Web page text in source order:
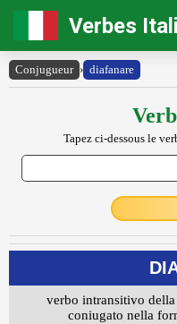
Verbes
Conjugueur › diafanare
Tapez ci-dessous le
verbo intransitivo
coniugato nella